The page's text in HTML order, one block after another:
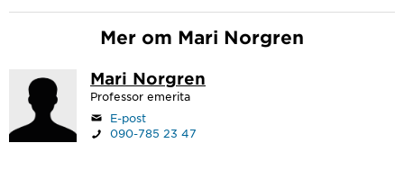
Mer om Mari Norgren
Mari Norgren
Professor emerita
E-post
090-785 23 47